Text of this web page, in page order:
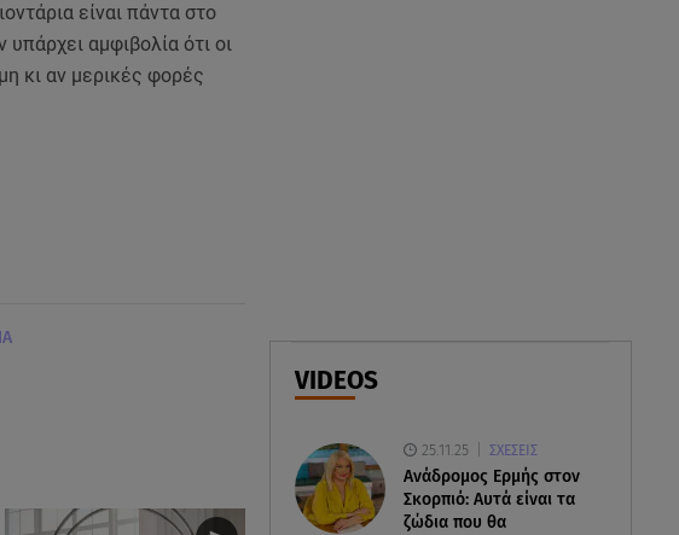
κούραση του χειμώνα»
06.08.26 , 20:04
Σαμοθράκη: Συγκλονιστική
διάσωση 15χρονης από
δύσβατο φαράγγι
VIDEOS
25.11.25 ΣΧΕΣΕΙΣ
Ανάδρομος Ερμής στον
Σκορπιό: Αυτά είναι τα
ζώδια που θα
είναι πάντα στο
αμφιβολία ότι οι
κι αν μερικές φορές